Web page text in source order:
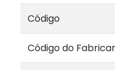
Código
Código do